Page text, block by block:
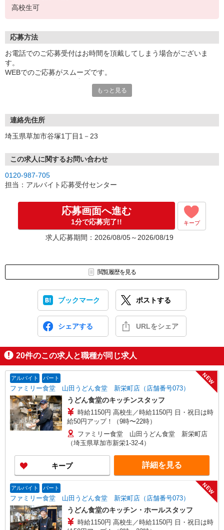
高校生可
応募方法
お電話でのご応募受付はお時間を頂戴してしまう場合がございま
す。
WEBでのご応募がスムーズです。
もっと見る
連絡先住所
埼玉県草加市谷塚1丁目1－23
この求人に関するお問い合わせ
0120-987-705
担当：アルバイト応募受付センター
応募画面へ進む
1分で応募完了!! キープ
求人応募期間：2026/08/05～2026/08/19
閲覧履歴を見る
ブックマーク ポストする
シェアする URLをシェア
20件のこの求人と職種が同じ求人
アルバイト パート
ファミリー食堂 山田うどん食堂 新栄町店（店舗番号073）
NEW
うどん食堂のキッチンスタッフ
時給1150円 高校生／時給1150円 日・祝日は時
給50円アップ！（9時〜22時）
ファミリー食堂 山田うどん食堂 新栄町店
（埼玉県草加市新栄1-32-4）
キープ 詳細を見る
アルバイト パート
ファミリー食堂 山田うどん食堂 新栄町店（店舗番号073）
NEW
うどん食堂のキッチン・ホールスタッフ
時給1150円 高校生／時給1150円 日・祝日は時